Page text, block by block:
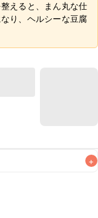
えると、まん丸な仕
り、ヘルシーな豆腐
+
べくお早めにお召